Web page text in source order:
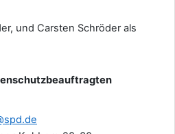
und Carsten Schröder als